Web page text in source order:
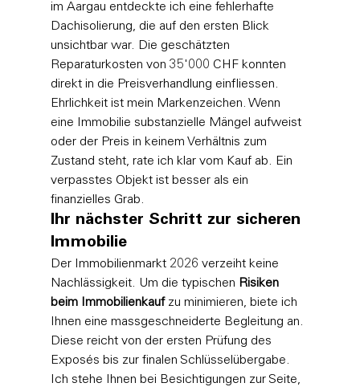
im Aargau entdeckte ich eine fehlerhafte
Dachisolierung, die auf den ersten Blick
unsichtbar war. Die geschätzten
Reparaturkosten von 35'000 CHF konnten
direkt in die Preisverhandlung einfliessen.
Ehrlichkeit ist mein Markenzeichen. Wenn
eine Immobilie substanzielle Mängel aufweist
oder der Preis in keinem Verhältnis zum
Zustand steht, rate ich klar vom Kauf ab. Ein
verpasstes Objekt ist besser als ein
finanzielles Grab.
Ihr nächster Schritt zur sicheren
Immobilie
Der Immobilienmarkt 2026 verzeiht keine
Nachlässigkeit. Um die typischen Risiken
beim Immobilienkauf zu minimieren, biete ich
Ihnen eine massgeschneiderte Begleitung an.
Diese reicht von der ersten Prüfung des
Exposés bis zur finalen Schlüsselübergabe.
Ich stehe Ihnen bei Besichtigungen zur Seite,